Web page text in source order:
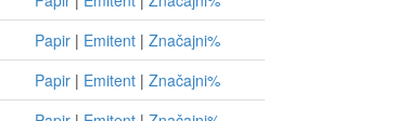
Papir | Emitent | Značajni%
Papir | Emitent | Značajni%